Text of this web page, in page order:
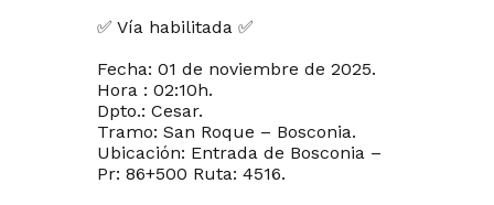
✅ Vía habilitada ✅
Fecha: 01 de noviembre de 2025.
Hora : 02:10h.
Dpto.: Cesar.
Tramo: San Roque – Bosconia.
Ubicación: Entrada de Bosconia –
Pr: 86+500 Ruta: 4516.